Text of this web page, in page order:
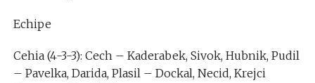
Echipe
Cehia (4-3-3): Cech – Kaderabek, Sivok, Hubnik, Pudil
– Pavelka, Darida, Plasil – Dockal, Necid, Krejci